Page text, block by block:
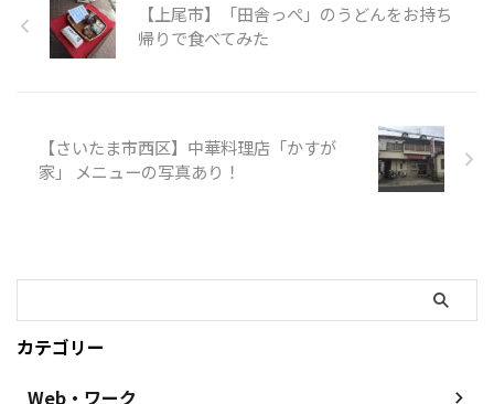
【上尾市】「田舎っぺ」のうどんをお持ち
帰りで食べてみた
【さいたま市西区】中華料理店「かすが
家」 メニューの写真あり！
カテゴリー
Web・ワーク